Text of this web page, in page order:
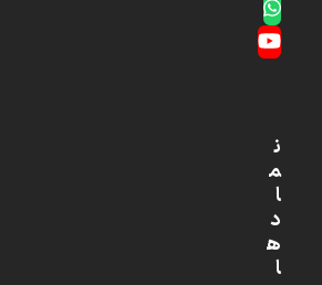
Whatsapp
YouTube
ن
م
ا
د
ه
ا